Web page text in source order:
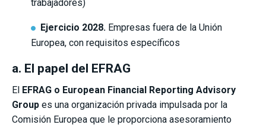
trabajadores)
Ejercicio 2028. Empresas fuera de la Unión
Europea, con requisitos específicos
a. El papel del EFRAG
El EFRAG o European Financial Reporting Advisory
Group es una organización privada impulsada por la
Comisión Europea que le proporciona asesoramiento